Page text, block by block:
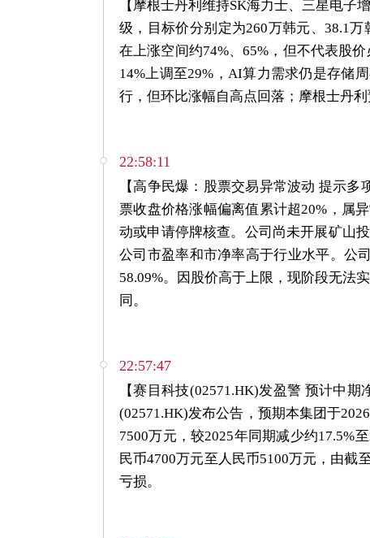
【摩根士丹利维持SK海力士、三星电子增
级，目标价分别定为260万韩元、38.1
在上涨空间约74%、65%，但不代表股
14%上调至29%，AI算力需求仍是存储
行，但环比涨幅自高点回落；摩根士丹
22:58:11
【高争民爆：股票交易异常波动 提示多
票收盘价格涨幅偏离值累计超20%，属
动或申请停牌核查。公司尚未开展矿山
公司市盈率和市净率高于行业水平。公
58.09%。因股价高于上限，现阶段无法
同。
22:57:47
【赛目科技(02571.HK)发盈警 预计中期
(02571.HK)发布公告，预期本集团于
7500万元，较2025年同期减少约17.5%
民币4700万元至人民币5100万元，由截
亏损。